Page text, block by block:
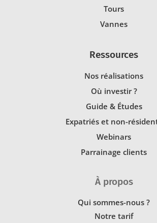
Tours
Vannes
Ressources
Nos réalisations
Où investir ?
Guide & Études
Expatriés et non-
Webinars
Parrainage clients
À propos
Qui sommes-nous ?
Notre tarif